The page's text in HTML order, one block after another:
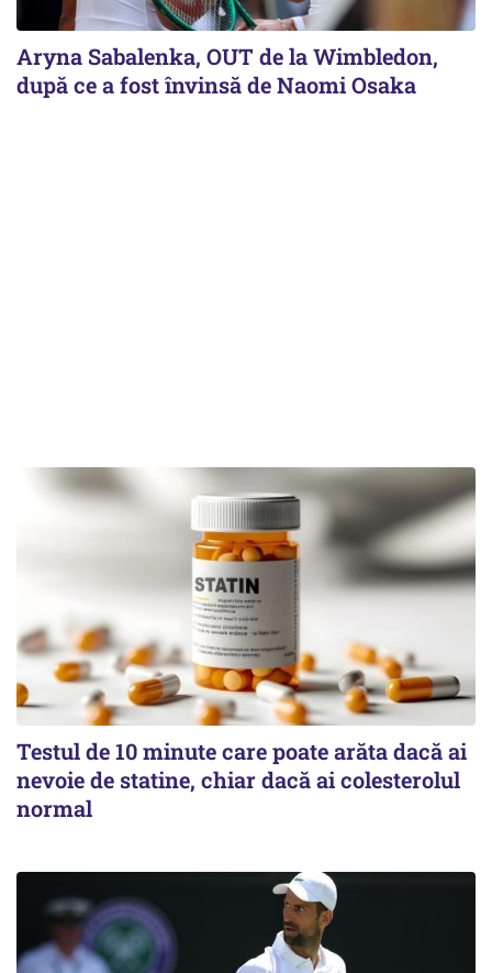
Aryna Sabalenka, OUT de la Wimbledon,
după ce a fost învinsă de Naomi Osaka
Testul de 10 minute care poate arăta dacă ai
nevoie de statine, chiar dacă ai colesterolul
normal